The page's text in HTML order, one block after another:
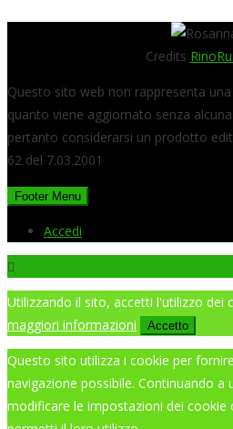
Credits
Questo sito web non rappresenta
quanto viene aggiornato senza
pertanto considerarsi un prodotto
62 del 7.03.2001
Footer Menu
Accedi
Utilizzando il sito, accetti l'utilizzo dei
maggiori informazioni
Accetto
Questo sito utilizza i cookie per
navigazione possibile. Continuando a
modificare le impostazioni dei cookie